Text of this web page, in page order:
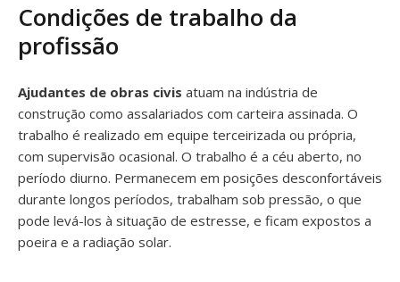
Condições de trabalho da
profissão
Ajudantes de obras civis atuam na indústria de
construção como assalariados com carteira assinada. O
trabalho é realizado em equipe terceirizada ou própria,
com supervisão ocasional. O trabalho é a céu aberto, no
período diurno. Permanecem em posições desconfortáveis
durante longos períodos, trabalham sob pressão, o que
pode levá-los à situação de estresse, e ficam expostos a
poeira e a radiação solar.